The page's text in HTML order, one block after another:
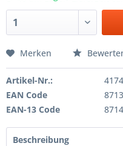
Merken
Artikel-Nr.:
EAN Code
EAN-13 Code
Beschreibung